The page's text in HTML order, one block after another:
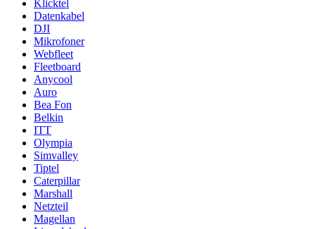
Klicktel
Datenkabel
DJI
Mikrofoner
Webfleet
Fleetboard
Anycool
Auro
Bea Fon
Belkin
ITT
Olympia
Simvalley
Tiptel
Caterpillar
Marshall
Netzteil
Magellan